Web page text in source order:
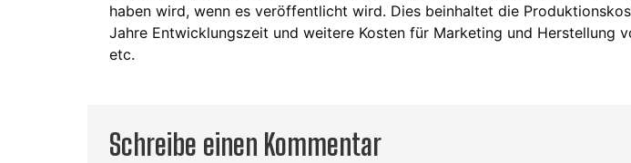
haben wird, wenn es veröffentlicht wird. Dies beinhaltet die
Jahre Entwicklungszeit und weitere Kosten für Marketing und Herstellung
etc.
Schreibe einen Kommentar